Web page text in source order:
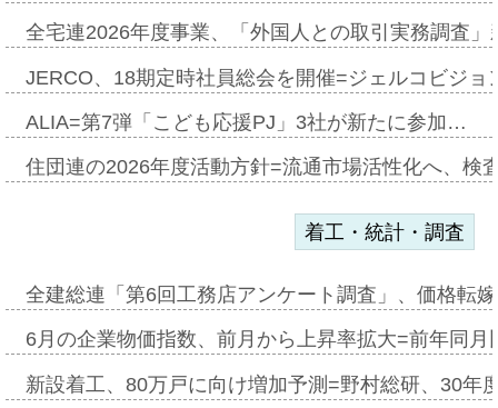
全宅連2026年度事業、「外国人との取引実務調査
JERCO、18期定時社員総会を開催=ジェルコビジ
ALIA=第7弾「こども応援PJ」3社が新たに参加…
住団連の2026年度活動方針=流通市場活性化へ、検
着工・統計・調査
全建総連「第6回工務店アンケート調査」、価格転
6月の企業物価指数、前月から上昇率拡大=前年同
新設着工、80万戸に向け増加予測=野村総研、30年